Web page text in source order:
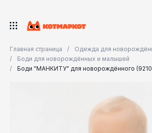
Главная страница
Одежда для
Боди для новорождённых и малышей
Боди "МАНКИТУ" для новорождённого